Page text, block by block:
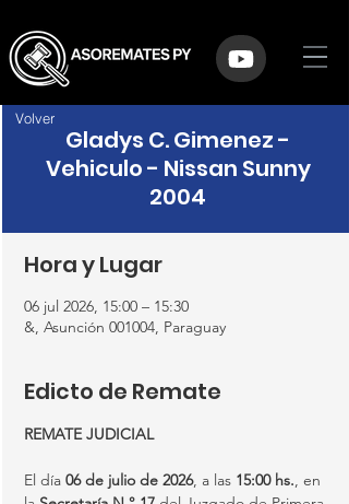
Gladys C. Gimenez -
Vehiculo - Nissan Sunny
2004
Hora y Lugar
06 jul 2026, 15:00 – 15:30
&, Asunción 001004, Paraguay
Edicto de Remate
REMATE JUDICIAL
El día 06 de julio de 2026, a las 15:00 hs., en
Volver